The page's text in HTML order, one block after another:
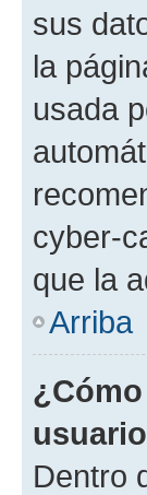
sus
la
usada
cyber-
que la
Arriba
Dentro